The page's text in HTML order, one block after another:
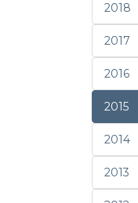
2018
2017
2016
2015
2014
2013